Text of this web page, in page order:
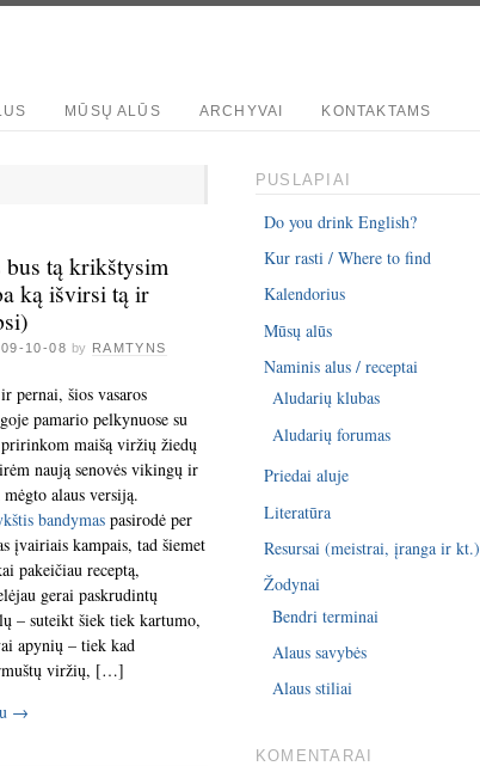
MŪSŲ ALŪS ARCHYVAI KONTAKTAMS
bus tą krikštysim
ką išvirsi tą ir
10-08 by RAMTYNS
pernai, šios vasaros
pamario pelkynuose su
maišą viržių žiedų
naują senovės vikingų ir
alaus versiją.
bandymaspasirodė per
įvairiais kampais, tad šiemet
pakeičiau receptą,
gerai paskrudintų
– suteikt šiek tiek kartumo,
apynių – tiek kad
viržių, […]
→
PUSLAPIAI
Do you drink English?
Kur rasti / Where to find
Kalendorius
Mūsų alūs
Naminis alus / receptai
Aludarių klubas
Aludarių forumas
Priedai aluje
Literatūra
Resursai (meistrai, įranga ir kt.)
Žodynai
Bendri terminai
Alaus savybės
Alaus stiliai
KOMENTARAI